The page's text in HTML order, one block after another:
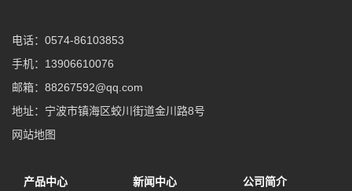
电话：0574-86103853
手机：13906610076
邮箱：88267592@qq.com
地址：宁波市镇海区蛟川街道金川路8号
网站地图
产品中心 新闻中心 公司简介